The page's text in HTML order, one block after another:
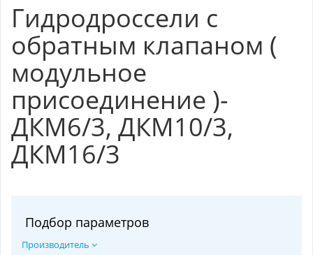
Гидродроссели с
обратным клапаном (
модульное
присоединение )-
ДКМ6/3, ДКМ10/3,
ДКМ16/3
Подбор параметров
Производитель